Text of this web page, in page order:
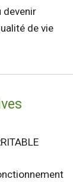
devenir
de vie